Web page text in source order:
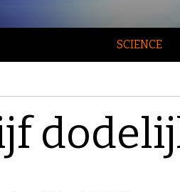
SCIENCE